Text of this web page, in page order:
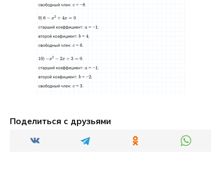
Поделиться с друзьями